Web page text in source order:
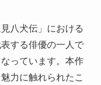
八犬伝」における
する俳優の一人で
っています。本作
力に触れられたこ